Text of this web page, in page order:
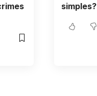
simples?